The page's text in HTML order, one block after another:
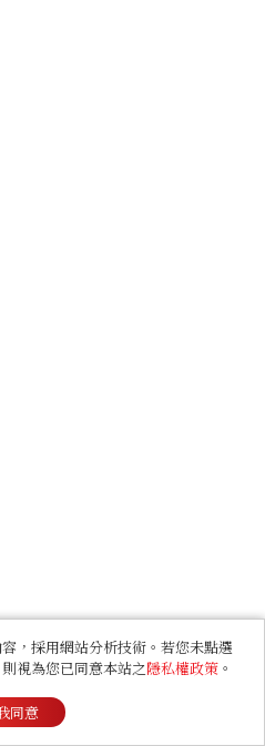
，採用網站分析技術。若您未點選
視為您已同意本站之隱私權政策 。
同意